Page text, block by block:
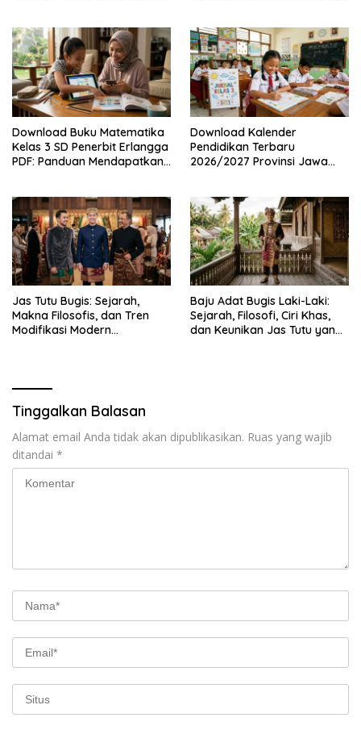
Legal
Download Buku Matematika
Kelas 3 SD Penerbit Erlangga
PDF: Panduan Mendapatkan
Download Kalender
Pendidikan Terbaru
2026/2027 Provinsi Jawa
Manfaatnya
Jas Tutu Bugis: Sejarah,
Makna Filosofis, dan Tren
Modifikasi Modern
Baju Adat Bugis Laki-Laki:
Sejarah, Filosofi, Ciri Khas,
dan Keunikan Jas Tutu yang
Tinggalkan Balasan
Alamat email Anda tidak akan dipublikasikan. Ruas yang wajib
ditandai *